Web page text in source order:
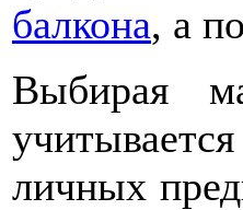
балкона, а
Выбирая
личных